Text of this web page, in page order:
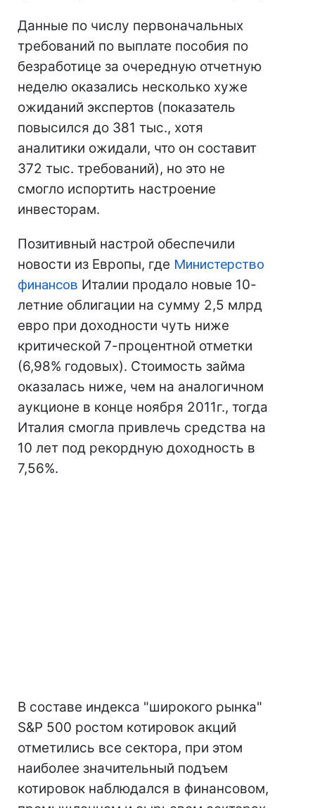
Данные по числу первоначальных
требований по выплате пособия по
безработице за очередную отчетную
неделю оказались несколько хуже
ожиданий экспертов (показатель
повысился до 381 тыс., хотя
аналитики ожидали, что он составит
372 тыс. требований), но это не
смогло испортить настроение
инвесторам.
Позитивный настрой обеспечили
новости из Европы, где Министерство
финансов Италии продало новые 10-
летние облигации на сумму 2,5 млрд
евро при доходности чуть ниже
критической 7-процентной отметки
(6,98% годовых). Стоимость займа
оказалась ниже, чем на аналогичном
аукционе в конце ноября 2011г., тогда
Италия смогла привлечь средства на
10 лет под рекордную доходность в
7,56%.
В составе индекса "широкого рынка"
S&P 500 ростом котировок акций
отметились все сектора, при этом
наиболее значительный подъем
котировок наблюдался в финансовом,